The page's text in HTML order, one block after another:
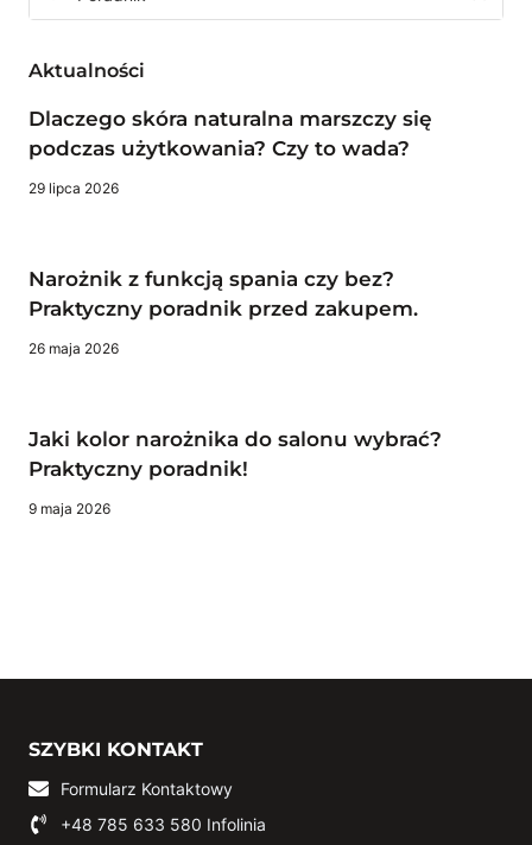
Aktualności
Dlaczego skóra naturalna marszczy się
podczas użytkowania? Czy to wada?
29 lipca 2026
Narożnik z funkcją spania czy bez?
Praktyczny poradnik przed zakupem.
26 maja 2026
Jaki kolor narożnika do salonu wybrać?
Praktyczny poradnik!
9 maja 2026
SZYBKI KONTAKT
Formularz Kontaktowy
+48 785 633 580 Infolinia